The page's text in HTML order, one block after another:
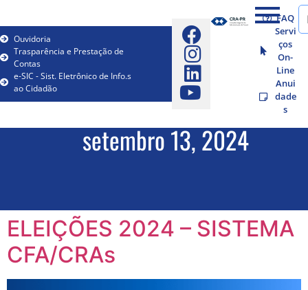
Ouvidoria
Trasparência e Prestação de
Contas
e-SIC - Sist. Eletrônico de Info.s
ao Cidadão
FAQ
Servi
ços
On-
Line
Anui
dade
s
setembro 13, 2024
ELEIÇÕES 2024 – SISTEMA
CFA/CRAs